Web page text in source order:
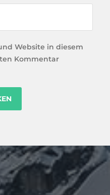
Website in diesem
Kommentar